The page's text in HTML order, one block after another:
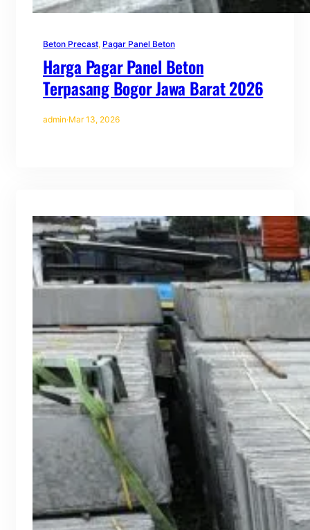
Beton Precast, Pagar Panel Beton
Harga Pagar Panel Beton
Terpasang Bogor Jawa Barat 2026
admin·Mar 13, 2026